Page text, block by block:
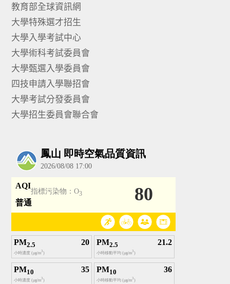
教育部全球資訊網
大學特殊選才招生
大學入學考試中心
大學術科考試委員會
大學甄選入學委員會
四技申請入學聯招會
大學考試分發委員會
大學招生委員會聯合會